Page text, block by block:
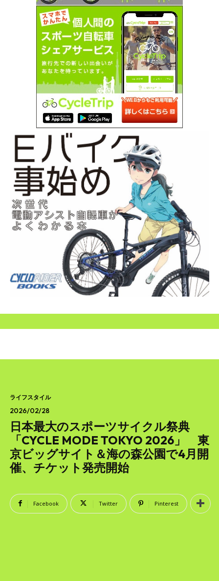
SEARCH...